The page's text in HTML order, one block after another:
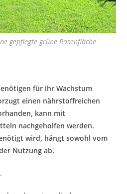
gepflegte grüne Rasenfläche
für ihr Wachstum
einen nährstoffreichen
kann mit
nachgeholfen werden.
wird, hängt sowohl vom
Nutzung ab.